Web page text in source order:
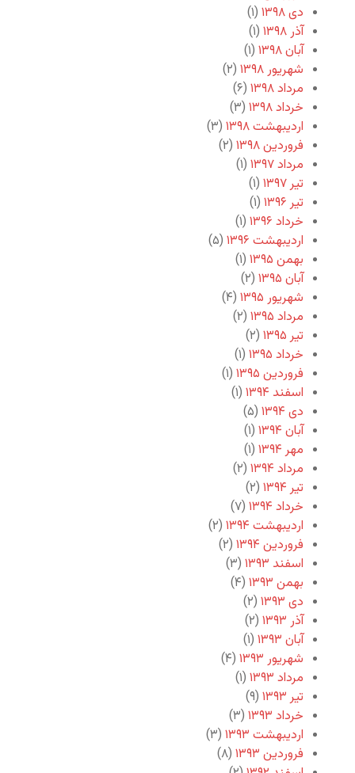
دی ۱۳۹۸
(۱)
آذر ۱۳۹۸
(۱)
آبان ۱۳۹۸
(۱)
شهریور ۱۳۹۸
(۲)
مرداد ۱۳۹۸
(۶)
خرداد ۱۳۹۸
(۳)
اردیبهشت ۱۳۹۸
(۳)
فروردین ۱۳۹۸
(۲)
مرداد ۱۳۹۷
(۱)
تیر ۱۳۹۷
(۱)
تیر ۱۳۹۶
(۱)
خرداد ۱۳۹۶
(۱)
اردیبهشت ۱۳۹۶
(۵)
بهمن ۱۳۹۵
(۱)
آبان ۱۳۹۵
(۲)
شهریور ۱۳۹۵
(۴)
مرداد ۱۳۹۵
(۲)
تیر ۱۳۹۵
(۲)
خرداد ۱۳۹۵
(۱)
فروردین ۱۳۹۵
(۱)
اسفند ۱۳۹۴
(۱)
دی ۱۳۹۴
(۵)
آبان ۱۳۹۴
(۱)
مهر ۱۳۹۴
(۱)
مرداد ۱۳۹۴
(۲)
تیر ۱۳۹۴
(۲)
خرداد ۱۳۹۴
(۷)
اردیبهشت ۱۳۹۴
(۲)
فروردین ۱۳۹۴
(۲)
اسفند ۱۳۹۳
(۳)
بهمن ۱۳۹۳
(۴)
دی ۱۳۹۳
(۲)
آذر ۱۳۹۳
(۲)
آبان ۱۳۹۳
(۱)
شهریور ۱۳۹۳
(۴)
مرداد ۱۳۹۳
(۱)
تیر ۱۳۹۳
(۹)
خرداد ۱۳۹۳
(۳)
اردیبهشت ۱۳۹۳
(۳)
فروردین ۱۳۹۳
(۸)